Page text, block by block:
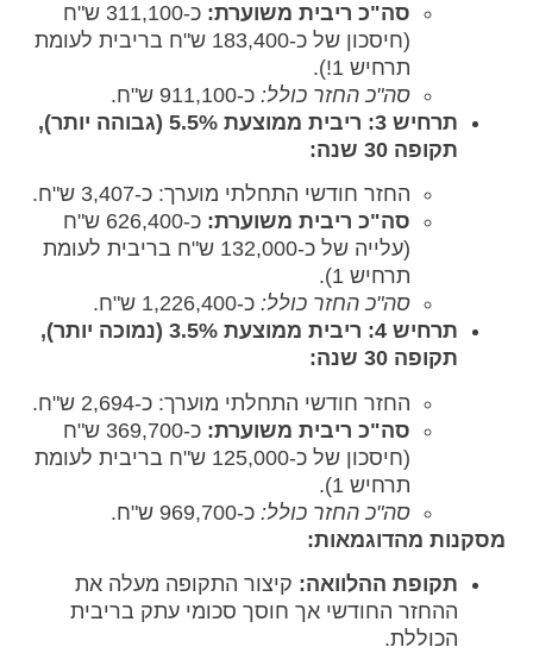
סה"כ ריבית משוערת:
כ-311,100 ש"ח
(חיסכון של כ-183,400 ש"ח בריבית לעומת
תרחיש 1!).
סה"כ החזר כולל:כ-911,100 ש"ח.
תרחיש 3: ריבית ממוצעת 5.5% (גבוהה יותר),
תקופה 30 שנה:
החזר חודשי התחלתי מוערך: כ-3,407 ש"ח.
סה"כ ריבית משוערת:
כ-626,400 ש"ח
(עלייה של כ-132,000 ש"ח בריבית לעומת
תרחיש 1).
סה"כ החזר כולל:כ-1,226,400 ש"ח.
תרחיש 4: ריבית ממוצעת 3.5% (נמוכה יותר),
תקופה 30 שנה:
החזר חודשי התחלתי מוערך: כ-2,694 ש"ח.
סה"כ ריבית משוערת:
כ-369,700 ש"ח
(חיסכון של כ-125,000 ש"ח בריבית לעומת
תרחיש 1).
סה"כ החזר כולל: כ-969,700 ש"ח.
מסקנות מהדוגמאות:
תקופת ההלוואה: קיצור התקופה מעלה את
ההחזר החודשי אך חוסך סכומי עתק בריבית
הכוללת.